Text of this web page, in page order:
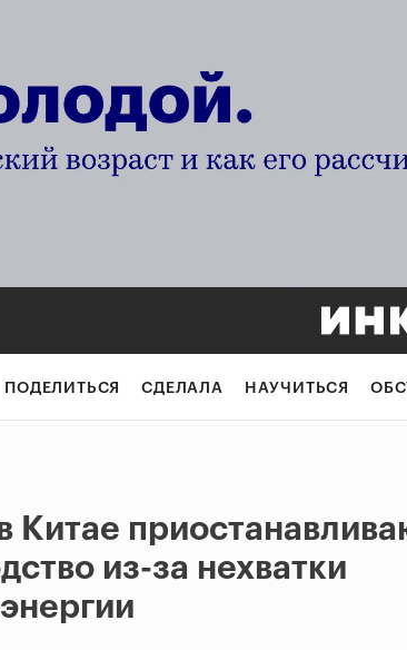
ПОДЕЛИТЬСЯ СДЕЛАЛА НАУЧИТЬСЯ
Китае
из-за нехватки